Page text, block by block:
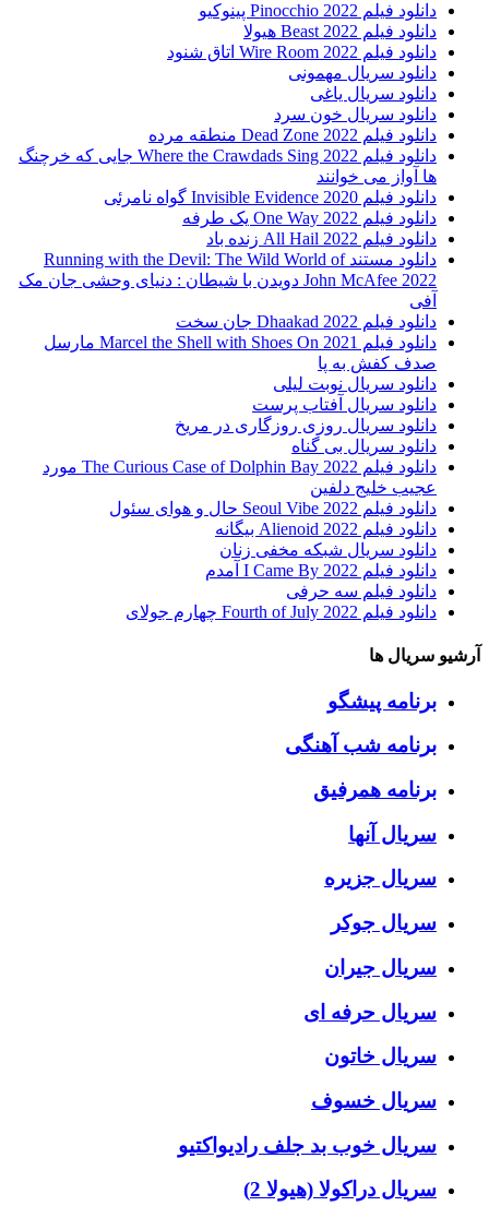
دانلود فیلم Pinocchio 2022 پینوکیو
دانلود فیلم Beast 2022 هیولا
دانلود فیلم Wire Room 2022 اتاق شنود
دانلود سریال مهمونی
دانلود سریال یاغی
دانلود سریال خون سرد
دانلود فیلم 2022 Dead Zone منطقه مرده
دانلود فیلم Where the Crawdads Sing 2022 جایی که خرچنگ
ها آواز می خوانند
دانلود فیلم 2020 Invisible Evidence گواه نامرئی
دانلود فیلم One Way 2022 یک طرفه
دانلود فیلم All Hail 2022 زنده باد
دانلود مستند Running with the Devil: The Wild World of
John McAfee 2022 دویدن با شیطان : دنیای وحشی جان مک
آفی
دانلود فیلم Dhaakad 2022 جان سخت
دانلود فیلم Marcel the Shell with Shoes On 2021 مارسل
صدف کفش به پا
دانلود سریال نوبت لیلی
دانلود سریال آفتاب پرست
دانلود سریال روزی روزگاری در مریخ
دانلود سریال بی گناه
دانلود فیلم The Curious Case of Dolphin Bay 2022 مورد
عجیب خلیج دلفین
دانلود فیلم Seoul Vibe 2022 حال و هوای سئول
دانلود فیلم Alienoid 2022 بیگانه
دانلود سریال شبکه مخفی زنان
دانلود فیلم I Came By 2022 آمدم
دانلود فیلم سه حرفی
دانلود فیلم Fourth of July 2022 چهارم جولای
آرشیو سریال ها
برنامه پیشگو
برنامه شب آهنگی
برنامه همرفیق
سریال آنها
سریال جزیره
سریال جوکر
سریال جیران
سریال حرفه ای
سریال خاتون
سریال خسوف
سریال خوب بد جلف رادیواکتیو
سریال دراکولا (هیولا 2)